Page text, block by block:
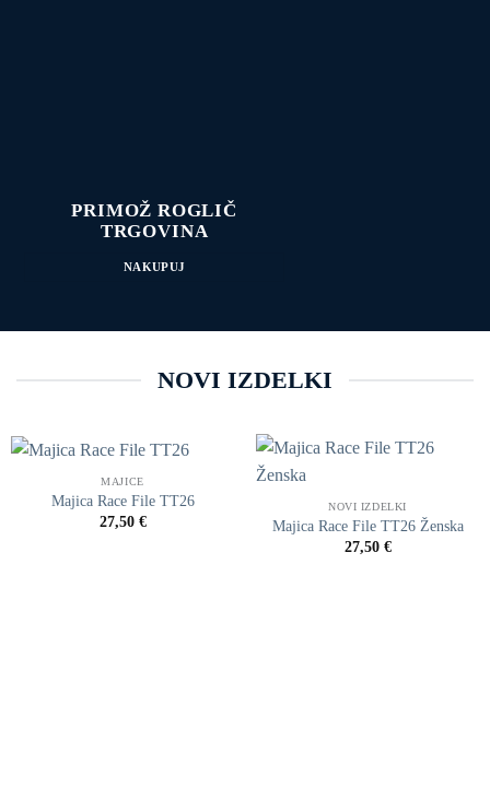
PRIMOŽ ROGLIČ
TRGOVINA
NAKUPUJ
NOVI IZDELKI
MAJICE
Majica Race File TT26
27,50 €
NOVI IZDELKI
Majica Race File TT26 Ženska
27,50 €